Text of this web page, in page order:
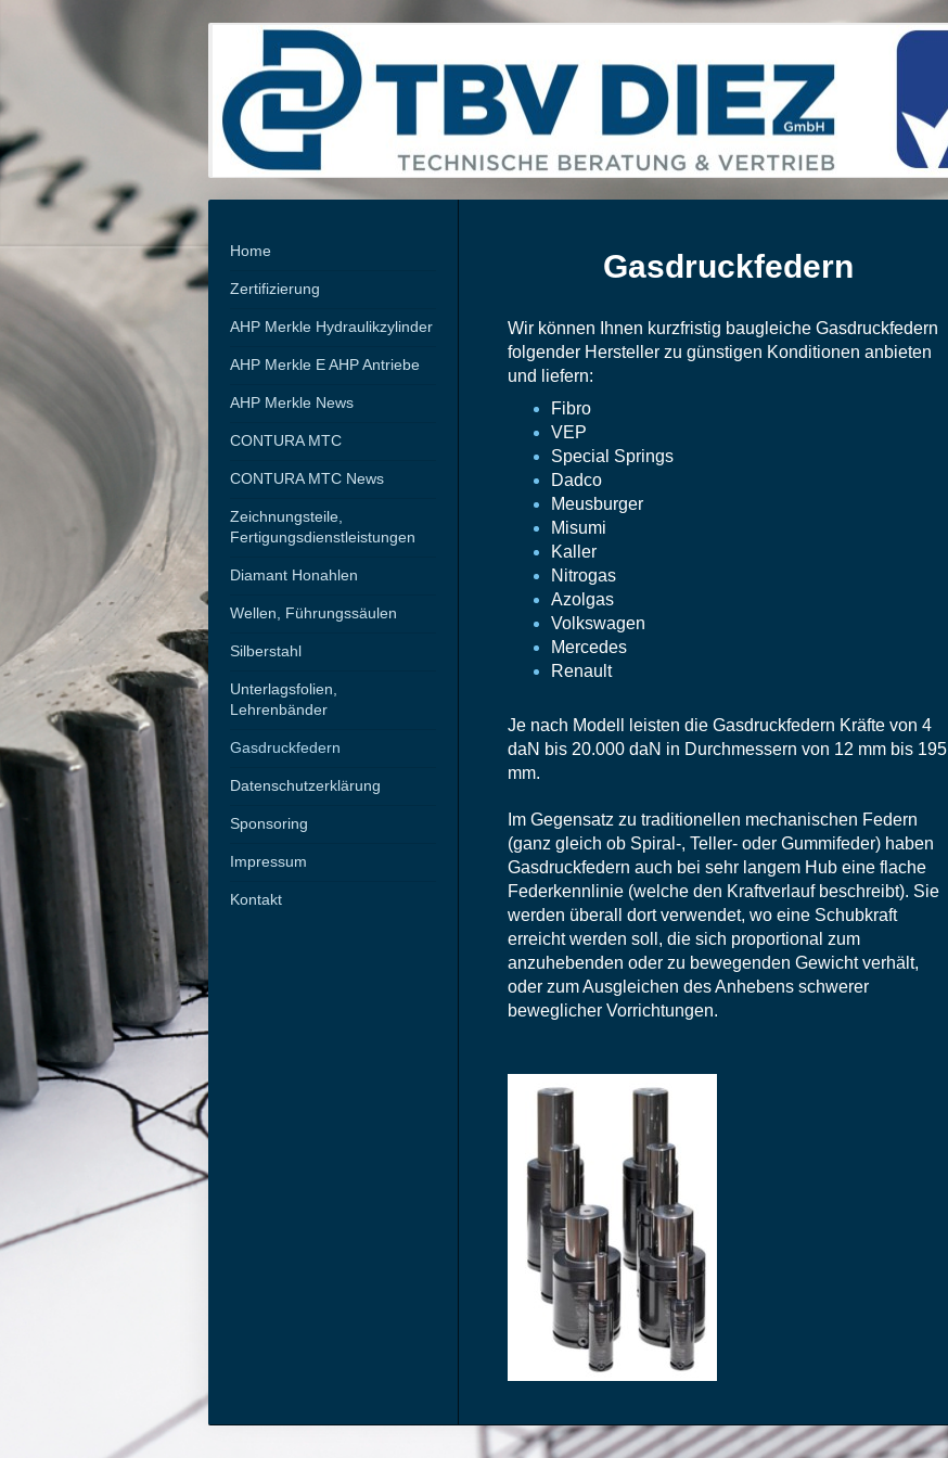
Home
Zertifizierung
AHP Merkle Hydraulikzylinder
AHP Merkle E AHP Antriebe
AHP Merkle News
CONTURA MTC
CONTURA MTC News
Zeichnungsteile,
Fertigungsdienstleistungen
Diamant Honahlen
Wellen, Führungssäulen
Silberstahl
Unterlagsfolien,
Lehrenbänder
Gasdruckfedern
Datenschutzerklärung
Sponsoring
Impressum
Kontakt
Gasdruckfedern
Wir können Ihnen kurzfristig baugleiche Gasdruckfedern
folgender Hersteller zu günstigen Konditionen anbieten
und liefern:
Fibro
VEP
Special Springs
Dadco
Meusburger
Misumi
Kaller
Nitrogas
Azolgas
Volkswagen
Mercedes
Renault
Je nach Modell leisten die Gasdruckfedern Kräfte von 4
daN bis 20.000 daN in Durchmessern von 12 mm bis 195
mm.
Im Gegensatz zu traditionellen mechanischen Federn
(ganz gleich ob Spiral-, Teller- oder Gummifeder) haben
Gasdruckfedern auch bei sehr langem Hub eine flache
Federkennlinie (welche den Kraftverlauf beschreibt). Sie
werden überall dort verwendet, wo eine Schubkraft
erreicht werden soll, die sich proportional zum
anzuhebenden oder zu bewegenden Gewicht verhält,
oder zum Ausgleichen des Anhebens schwerer
beweglicher Vorrichtungen.